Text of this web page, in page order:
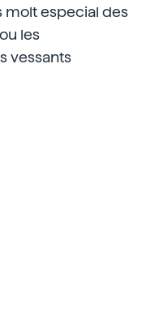
molt especial des
les
vessants